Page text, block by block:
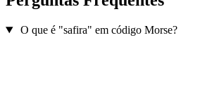
O que é "safira" em código Morse?